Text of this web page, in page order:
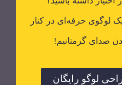
لوگوی حرفه‌ای در کنار
صدای گرمتانیم!
لوگو رایگان